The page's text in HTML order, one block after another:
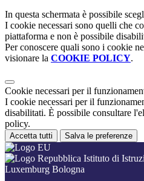
In questa schermata è possibile
I cookie necessari sono quelli che
piattaforma e non è possibile
Per conoscere quali sono i cookie
visionare la COOKIE POLICY.
Cookie necessari per il
I cookie necessari per il
disabilitati. È possibile consultare
policy.
Accetta tutti Salva le preferenze
Istituto di
Luxemburg Bologna